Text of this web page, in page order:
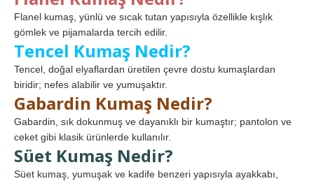
Flanel kumaş, yünlü ve sıcak tutan yapısıyla özellikle kışlık
gömlek ve pijamalarda tercih edilir.
Tencel Kumaş Nedir?
Tencel, doğal elyaflardan üretilen çevre dostu kumaşlardan
biridir; nefes alabilir ve yumuşaktır.
Gabardin Kumaş Nedir?
Gabardin, sık dokunmuş ve dayanıklı bir kumaştır; pantolon ve
ceket gibi klasik ürünlerde kullanılır.
Süet Kumaş Nedir?
Süet kumaş, yumuşak ve kadife benzeri yapısıyla ayakkabı,